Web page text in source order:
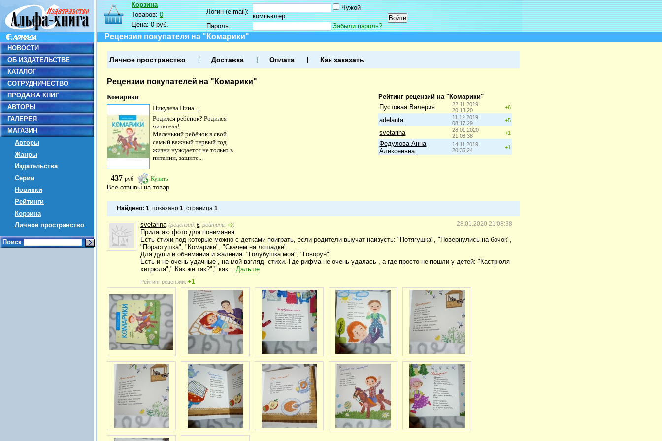
НОВОСТИ
ОБ ИЗДАТЕЛЬСТВЕ
КАТАЛОГ
СОТРУДНИЧЕСТВО
ПРОДАЖА КНИГ
АВТОРЫ
ГАЛЕРЕЯ
МАГАЗИН
Авторы
Жанры
Издательства
Серии
Новинки
Рейтинги
Корзина
Личное пространство
Поиск
Корзина
Товаров:0
Цена:0 руб.
Логин (e-mail):
Чужой
компьютер
Пароль:
Забыли пароль?
Рецензия покупателя на "Комарики"
Личное пространство Доставка Оплата Как заказать
Рецензии покупателей на "Комарики"
Рейтинг рецензий на "Комарики"
Пустовая Валерия
22.11.2019
20:13:20
+6
adelanta
11.12.2019
08:17:29
+5
svetarina
28.01.2020
21:08:38
+1
Федулова Анна
Алексеевна
14.11.2019
20:35:24
+1
Комарики
Пикулева Нина...
Родился ребёнок? Родился
читатель!
Маленький ребёнок в свой
самый важный первый год
жизни нуждается не только в
питании, защите...
437 руб Купить
Все отзывы на товар
Найдено: 1, показано 1, страница 1
28.01.2020 21:08:38
svetarina (рецензий: 6 , рейтинг: +9)
Прилагаю фото для понимания.
Есть стихи под которые можно с детками поиграть, если родители выучат наизусть: "Потягушка", "Повернулись на бочок",
"Порастушка", "Комарики", "Скачем на лошадке".
Для души и обнимания и жаления: "Голубушка моя", "Говорун".
Есть и не очень удачные , на мой взгляд, стихи. Где рифма не очень удалась , а где просто не пошли у детей: "Кастрюля
хитрюля"," Как же так?"," как... Дальше
Рейтинг рецензии: +1